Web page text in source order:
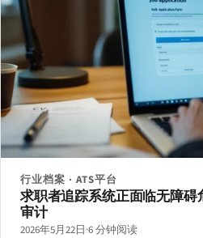
行业档案 · ATS平台
求职者追踪系统正面临无障碍
审计
2026年5月22日·6 分钟阅读